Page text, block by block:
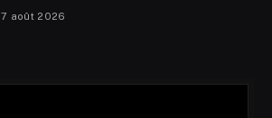
7 août 2026